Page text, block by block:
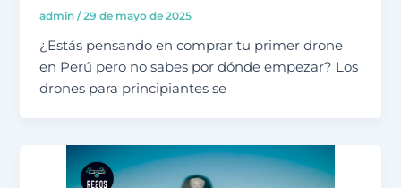
admin/29 de mayo de 2025
¿Estás pensando en comprar tu primer drone
en Perú pero no sabes por dónde empezar? Los
drones para principiantes se